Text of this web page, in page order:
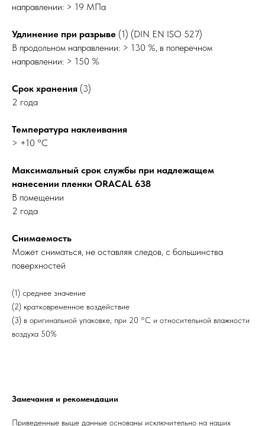
направлении: > 19 МПа
Удлинение при разрыве (1) (DIN EN ISO 527)
В продольном направлении: > 130 %, в поперечном
направлении: > 150 %
Срок хранения (3)
2 года
Температура наклеивания
> +10 °C
Максимальный срок службы при надлежащем
нанесении пленки ORACAL 638
В помещении
2 года
Снимаемость
Может сниматься, не оставляя следов, с большинства
поверхностей
(1) среднее значение
(2) кратковременное воздействие
(3) в оригинальной упаковке, при 20 °С и относительной влажности
воздуха 50%
Замечания и рекомендации
Приведенные выше данные основаны исключительно на наших